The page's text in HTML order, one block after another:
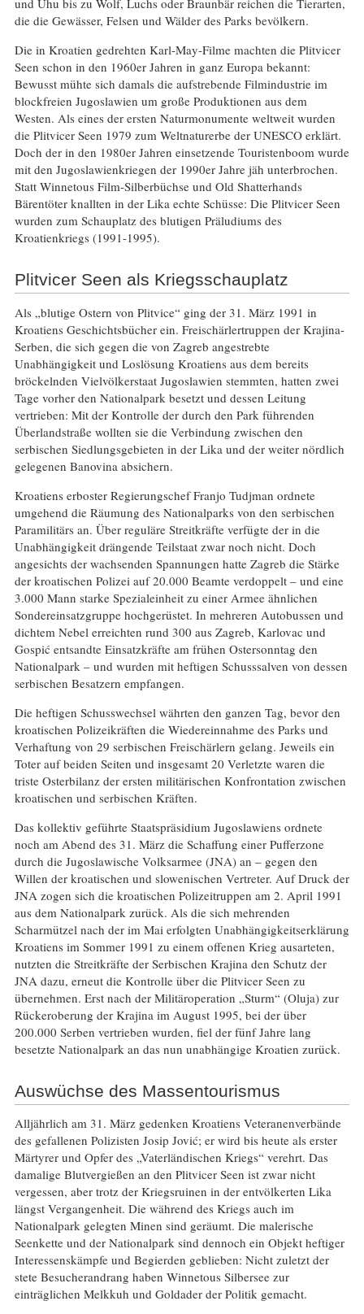
und Uhu bis zu Wolf, Luchs oder Braunbär reichen die Tierarten,
die die Gewässer, Felsen und Wälder des Parks bevölkern.
Die in Kroatien gedrehten Karl-May-Filme machten die Plitvicer
Seen schon in den 1960er Jahren in ganz Europa bekannt:
Bewusst mühte sich damals die aufstrebende Filmindustrie im
blockfreien Jugoslawien um große Produktionen aus dem
Westen. Als eines der ersten Naturmonumente weltweit wurden
die Plitvicer Seen 1979 zum Weltnaturerbe der UNESCO erklärt.
Doch der in den 1980er Jahren einsetzende Touristenboom wurde
mit den Jugoslawienkriegen der 1990er Jahre jäh unterbrochen.
Statt Winnetous Film-Silberbüchse und Old Shatterhands
Bärentöter knallten in der Lika echte Schüsse: Die Plitvicer Seen
wurden zum Schauplatz des blutigen Präludiums des
Kroatienkriegs (1991-1995).
Plitvicer Seen als Kriegsschauplatz
Als „blutige Ostern von Plitvice“ ging der 31. März 1991 in
Kroatiens Geschichtsbücher ein. Freischärlertruppen der Krajina-
Serben, die sich gegen die von Zagreb angestrebte
Unabhängigkeit und Loslösung Kroatiens aus dem bereits
bröckelnden Vielvölkerstaat Jugoslawien stemmten, hatten zwei
Tage vorher den Nationalpark besetzt und dessen Leitung
vertrieben: Mit der Kontrolle der durch den Park führenden
Überlandstraße wollten sie die Verbindung zwischen den
serbischen Siedlungsgebieten in der Lika und der weiter nördlich
gelegenen Banovina absichern.
Kroatiens erboster Regierungschef Franjo Tudjman ordnete
umgehend die Räumung des Nationalparks von den serbischen
Paramilitärs an. Über reguläre Streitkräfte verfügte der in die
Unabhängigkeit drängende Teilstaat zwar noch nicht. Doch
angesichts der wachsenden Spannungen hatte Zagreb die Stärke
der kroatischen Polizei auf 20.000 Beamte verdoppelt – und eine
3.000 Mann starke Spezialeinheit zu einer Armee ähnlichen
Sondereinsatzgruppe hochgerüstet. In mehreren Autobussen und
dichtem Nebel erreichten rund 300 aus Zagreb, Karlovac und
Gospić entsandte Einsatzkräfte am frühen Ostersonntag den
Nationalpark – und wurden mit heftigen Schusssalven von dessen
serbischen Besatzern empfangen.
Die heftigen Schusswechsel währten den ganzen Tag, bevor den
kroatischen Polizeikräften die Wiedereinnahme des Parks und
Verhaftung von 29 serbischen Freischärlern gelang. Jeweils ein
Toter auf beiden Seiten und insgesamt 20 Verletzte waren die
triste Osterbilanz der ersten militärischen Konfrontation zwischen
kroatischen und serbischen Kräften.
Das kollektiv geführte Staatspräsidium Jugoslawiens ordnete
noch am Abend des 31. März die Schaffung einer Pufferzone
durch die Jugoslawische Volksarmee (JNA) an – gegen den
Willen der kroatischen und slowenischen Vertreter. Auf Druck der
JNA zogen sich die kroatischen Polizeitruppen am 2. April 1991
aus dem Nationalpark zurück. Als die sich mehrenden
Scharmützel nach der im Mai erfolgten Unabhängigkeitserklärung
Kroatiens im Sommer 1991 zu einem offenen Krieg ausarteten,
nutzten die Streitkräfte der Serbischen Krajina den Schutz der
JNA dazu, erneut die Kontrolle über die Plitvicer Seen zu
übernehmen. Erst nach der Militäroperation „Sturm“ (Oluja) zur
Rückeroberung der Krajina im August 1995, bei der über
200.000 Serben vertrieben wurden, fiel der fünf Jahre lang
besetzte Nationalpark an das nun unabhängige Kroatien zurück.
Auswüchse des Massentourismus
Alljährlich am 31. März gedenken Kroatiens Veteranenverbände
des gefallenen Polizisten Josip Jović; er wird bis heute als erster
Märtyrer und Opfer des „Vaterländischen Kriegs“ verehrt. Das
damalige Blutvergießen an den Plitvicer Seen ist zwar nicht
vergessen, aber trotz der Kriegsruinen in der entvölkerten Lika
längst Vergangenheit. Die während des Kriegs auch im
Nationalpark gelegten Minen sind geräumt. Die malerische
Seenkette und der Nationalpark sind dennoch ein Objekt heftiger
Interessenskämpfe und Begierden geblieben: Nicht zuletzt der
stete Besucherandrang haben Winnetous Silbersee zur
einträglichen Melkkuh und Goldader der Politik gemacht.